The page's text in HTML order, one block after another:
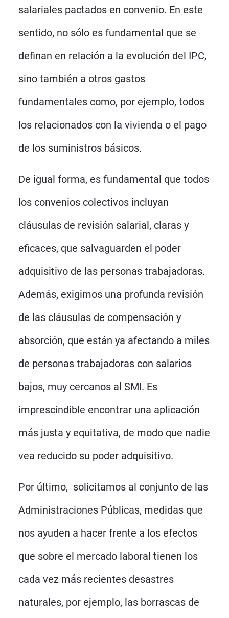
salariales pactados en convenio. En este
sentido, no sólo es fundamental que se
definan en relación a la evolución del IPC,
sino también a otros gastos
fundamentales como, por ejemplo, todos
los relacionados con la vivienda o el pago
de los suministros básicos.
De igual forma, es fundamental que todos
los convenios colectivos incluyan
cláusulas de revisión salarial, claras y
eficaces, que salvaguarden el poder
adquisitivo de las personas trabajadoras.
Además, exigimos una profunda revisión
de las cláusulas de compensación y
absorción, que están ya afectando a miles
de personas trabajadoras con salarios
bajos, muy cercanos al SMI. Es
imprescindible encontrar una aplicación
más justa y equitativa, de modo que nadie
vea reducido su poder adquisitivo.
Por último, solicitamos al conjunto de las
Administraciones Públicas, medidas que
nos ayuden a hacer frente a los efectos
que sobre el mercado laboral tienen los
cada vez más recientes desastres
naturales, por ejemplo, las borrascas de